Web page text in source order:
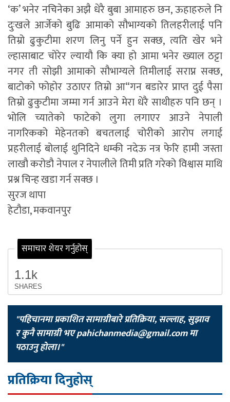
‘क’ भनेर नचिनेका अझै धेरै बुबा आमाहरु छन, ऊहाहरुले नि
दुःखले आर्जेको बुढि आमाको सौभाग्यको तिलहरीलाई पनि
तिम्रो ढुकुटीमा शरण लिनु पर्ने हुन सक्छ, त्यति खेर भने
ल्हासाबाट चोरेर ल्यायौ कि क्या हो आमा भनेर ख्याल ठट्टा
नगर ती सोझी आमाको सौभाग्यले तिमीलाई सराप्न सक्छ,
बाटोको फोहोर उठाएर तिम्रो आ“गन बडारेर प्राप्त दुई पैसा
तिम्रो ढुकुटीमा जम्मा गर्न आउने मेरा धेरै साथीहरु पनि छन् ।
भोलि च्यातेको फाटेको लुगा लगाएर आउने नेपाली
नागरिकको मेहेनतको बचतलाई चोरीको आरोप लगाई
प्रहरीलाई बोलाई थुनिदिने धम्की नदेऊ नत्र फेरि हामी जस्ता
लाखौ करोडौ नेपाल र नेपालीले तिमी प्रति गरेको विश्वास माथि
प्रश्न चिन्ह खडा गर्न सक्छ ।
सुरज थापा
हेटौडा, मकवानपुर
समाचार शेयर गर्नुहोस्
1.1k
SHARES
"पहिचानमा प्रकाशित सामाग्रीबारे प्रतिक्रिया, सल्लाह, सुझाव
र कुनै सामाग्री भएpahichanmedia@gmail.comमा
पठाउनु होला।"
प्रतिक्रिया दिनुहोस्